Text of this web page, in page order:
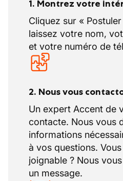
les plus sophistiqués,
valeur de ses
programmes de
développement
de leurs employés et
une entreprise de
Notre client accorde
particulière à la
à la santé et à la
une certification ISO
attestation VCA** qui
approche tant
de la politique de
1. Montrez votre
Cliquez sur «
laissez votre nom,
et votre numéro de
2. Nous vous
Un expert Accent de
contacte. Nous vous
informations
à vos questions. Vous
joignable ? Nous
un message.